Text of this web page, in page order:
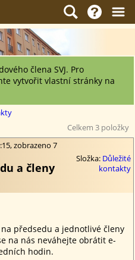
člena SVJ. Pro
vytvořit vlastní stránky na
Celkem 3 položky
zobrazeno 7
a členy
Složka: Důležité
kontakty
předsedu a jednotlivé členy
na nás neváhejte obrátit e-
hodin.